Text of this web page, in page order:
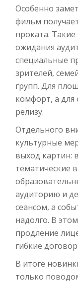
Особенно
фильм
проката.
ожидания
специальные
зрителей,
групп. Для
комфорт, а для
релизу.
Отдельного
культурные
выход картин:
тематические
аудиторию и
сеансом, а
надолго. В
продление
гибкие
В итоге
только